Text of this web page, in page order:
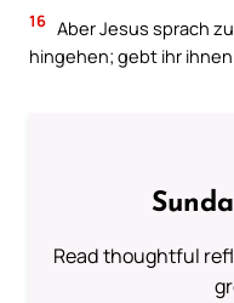
16 Aber Jesus sprach
hingehen; gebt ihr
Read thoughtful